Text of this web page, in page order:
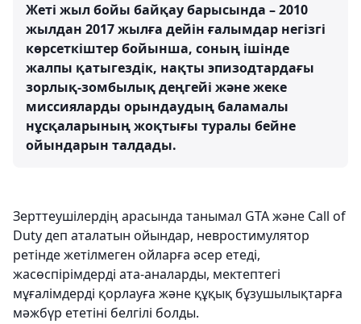
Жеті жыл бойы байқау барысында – 2010
жылдан 2017 жылға дейін ғалымдар негізгі
көрсеткіштер бойынша, соның ішінде
жалпы қатыгездік, нақты эпизодтардағы
зорлық-зомбылық деңгейі және жеке
миссияларды орындаудың баламалы
нұсқаларының жоқтығы туралы бейне
ойындарын талдады.
Зерттеушілердің арасында танымал GTA және Call of
Duty деп аталатын ойындар, невростимулятор
ретінде жетілмеген ойларға әсер етеді,
жасөспірімдерді ата-аналарды, мектептегі
мұғалімдерді қорлауға және құқық бұзушылықтарға
мәжбүр ететіні белгілі болды.